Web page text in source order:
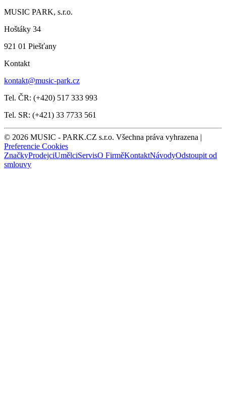
MUSIC PARK, s.r.o.
Hoštáky 34
921 01 Piešťany
Kontakt
kontakt@music-park.cz
Tel. ČR: (+420) 517 333 993
Tel. SR: (+421) 33 7733 561
© 2026 MUSIC - PARK.CZ s.r.o. Všechna práva vyhrazena |
Preferencie Cookies
ZnačkyProdejciUmělciServisO FirměKontaktNávodyOdstoupit od
smlouvy